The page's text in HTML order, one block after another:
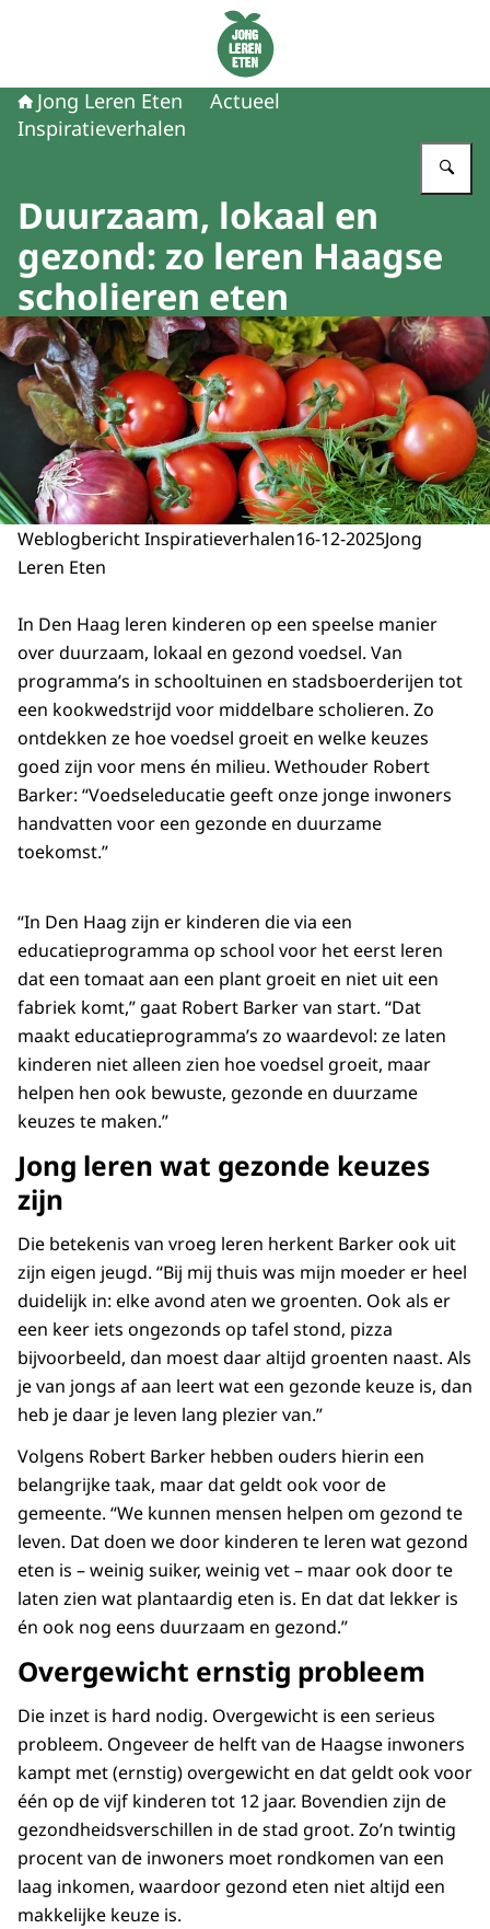
Naar de homepage van Jong Leren Eten
Jong Leren Eten
Actueel
Inspiratieverhalen
Duurzaam, lokaal en
gezond: zo leren Haagse
scholieren eten
Weblogbericht Inspiratieverhalen16-12-2025Jong
Leren Eten
In Den Haag leren kinderen op een speelse manier
over duurzaam, lokaal en gezond voedsel. Van
programma’s in schooltuinen en stadsboerderijen tot
een kookwedstrijd voor middelbare scholieren. Zo
ontdekken ze hoe voedsel groeit en welke keuzes
goed zijn voor mens én milieu. Wethouder Robert
Barker: “Voedseleducatie geeft onze jonge inwoners
handvatten voor een gezonde en duurzame
toekomst.”
“In Den Haag zijn er kinderen die via een
educatieprogramma op school voor het eerst leren
dat een tomaat aan een plant groeit en niet uit een
fabriek komt,” gaat Robert Barker van start. “Dat
maakt educatieprogramma’s zo waardevol: ze laten
kinderen niet alleen zien hoe voedsel groeit, maar
helpen hen ook bewuste, gezonde en duurzame
keuzes te maken.”
Jong leren wat gezonde keuzes
zijn
Die betekenis van vroeg leren herkent Barker ook uit
zijn eigen jeugd. “Bij mij thuis was mijn moeder er heel
duidelijk in: elke avond aten we groenten. Ook als er
een keer iets ongezonds op tafel stond, pizza
bijvoorbeeld, dan moest daar altijd groenten naast. Als
je van jongs af aan leert wat een gezonde keuze is, dan
heb je daar je leven lang plezier van.”
Volgens Robert Barker hebben ouders hierin een
belangrijke taak, maar dat geldt ook voor de
gemeente. “We kunnen mensen helpen om gezond te
leven. Dat doen we door kinderen te leren wat gezond
eten is – weinig suiker, weinig vet – maar ook door te
laten zien wat plantaardig eten is. En dat dat lekker is
én ook nog eens duurzaam en gezond.”
Overgewicht ernstig probleem
Die inzet is hard nodig. Overgewicht is een serieus
probleem. Ongeveer de helft van de Haagse inwoners
kampt met (ernstig) overgewicht en dat geldt ook voor
één op de vijf kinderen tot 12 jaar. Bovendien zijn de
gezondheidsverschillen in de stad groot. Zo’n twintig
procent van de inwoners moet rondkomen van een
laag inkomen, waardoor gezond eten niet altijd een
makkelijke keuze is.